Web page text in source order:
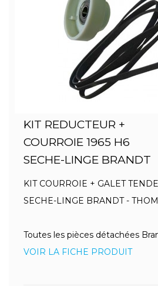
KIT REDUCTEUR +
COURROIE 1965 H6
SECHE-LINGE BRANDT
KIT COURROIE + GALET
SECHE-LINGE BRANDT -
Toutes les pièces détachées
VOIR LA FICHE PRODUIT